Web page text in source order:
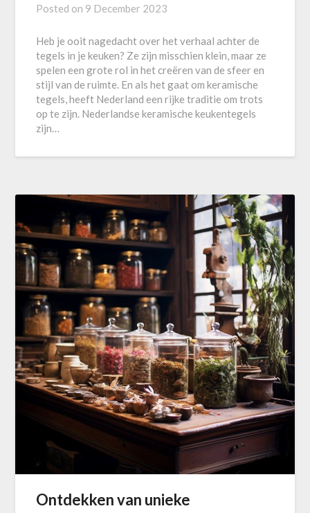
Posted on 9 December 2023
Heb je ooit nagedacht over het verhaal achter de
tegels in je keuken? Ze zijn misschien klein, maar ze
spelen een grote rol in het creëren van de sfeer en
stijl van de ruimte. En als het gaat om keramische
tegels, heeft Nederland een rijke traditie om trots
op te zijn. Nederlandse keramische keukentegels
zijn…
Ontdekken van unieke